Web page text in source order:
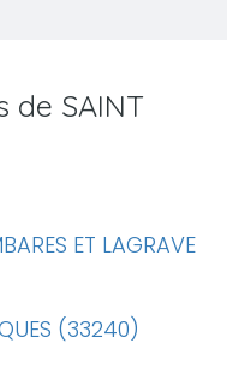
de SAINT
ET LAGRAVE
(33240)